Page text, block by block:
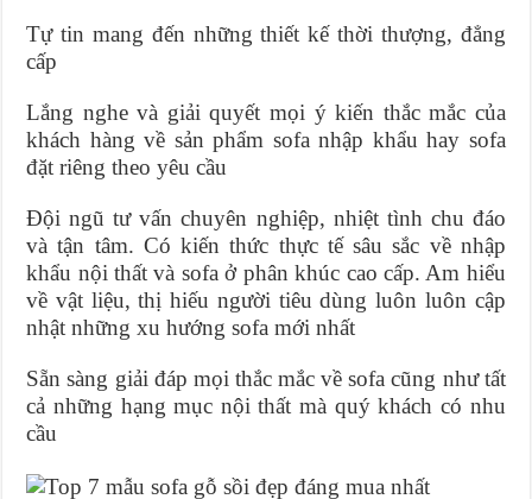
Tự tin mang đến những thiết kế thời thượng, đẳng
cấp
Lắng nghe và giải quyết mọi ý kiến thắc mắc của
khách hàng về sản phẩm sofa nhập khẩu hay sofa
đặt riêng theo yêu cầu
Đội ngũ tư vấn chuyên nghiệp, nhiệt tình chu đáo
và tận tâm. Có kiến thức thực tế sâu sắc về nhập
khẩu nội thất và sofa ở phân khúc cao cấp. Am hiểu
về vật liệu, thị hiếu người tiêu dùng luôn luôn cập
nhật những xu hướng sofa mới nhất
Sẵn sàng giải đáp mọi thắc mắc về sofa cũng như tất
cả những hạng mục nội thất mà quý khách có nhu
cầu